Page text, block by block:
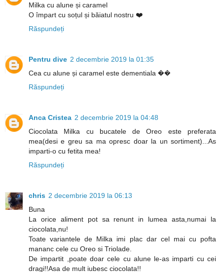
Milka cu alune și caramel
O împart cu soțul și băiatul nostru ❤️
Răspundeți
Pentru dive 2 decembrie 2019 la 01:35
Cea cu alune și caramel este dementiala ��
Răspundeți
Anca Cristea 2 decembrie 2019 la 04:48
Ciocolata Milka cu bucatele de Oreo este preferata
mea(desi e greu sa ma opresc doar la un sortiment)...As
imparti-o cu fetita mea!
Răspundeți
chris 2 decembrie 2019 la 06:13
Buna
La orice aliment pot sa renunt in lumea asta,numai la
ciocolata,nu!
Toate variantele de Milka imi plac dar cel mai cu pofta
mananc cele cu Oreo si Triolade.
De impartit ,poate doar cele cu alune le-as imparti cu cei
dragi!!Asa de mult iubesc ciocolata!!